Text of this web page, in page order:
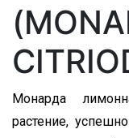
Монарда
растение,